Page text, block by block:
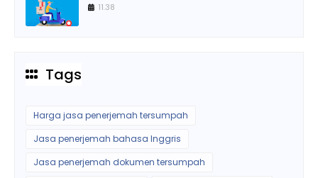
11.38
Tags
Harga jasa penerjemah tersumpah
Jasa penerjemah bahasa Inggris
Jasa penerjemah dokumen tersumpah